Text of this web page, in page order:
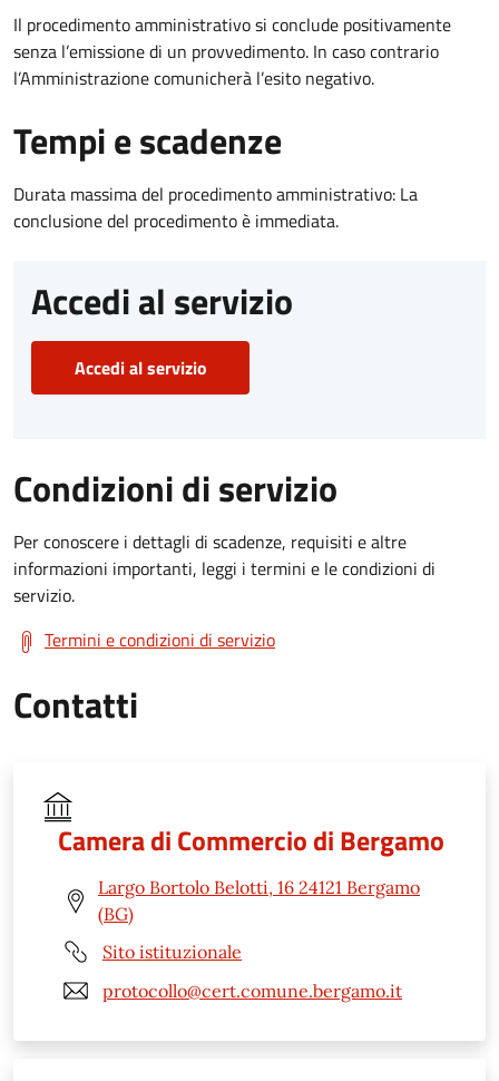
Il procedimento amministrativo si conclude positivamente
senza l’emissione di un provvedimento. In caso contrario
l’Amministrazione comunicherà l’esito negativo.
Tempi e scadenze
Durata massima del procedimento amministrativo: La
conclusione del procedimento è immediata.
Accedi al servizio
Accedi al servizio
Condizioni di servizio
Per conoscere i dettagli di scadenze, requisiti e altre
informazioni importanti, leggi i termini e le condizioni di
servizio.
Termini e condizioni di servizio
Contatti
Camera di Commercio di Bergamo
Largo Bortolo Belotti, 16 24121 Bergamo
(BG)
Sito istituzionale
protocollo@cert.comune.bergamo.it